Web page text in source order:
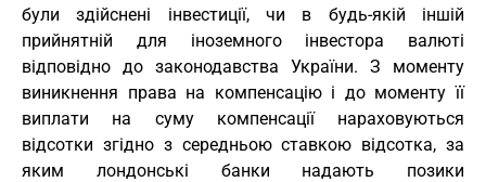
були здійснені інвестиції, чи в будь-якій іншій
прийнятній для іноземного інвестора валюті
відповідно до законодавства України. З моменту
виникнення права на компенсацію і до моменту її
виплати на суму компенсації нараховуються
відсотки згідно з середньою ставкою відсотка, за
яким лондонські банки надають позики